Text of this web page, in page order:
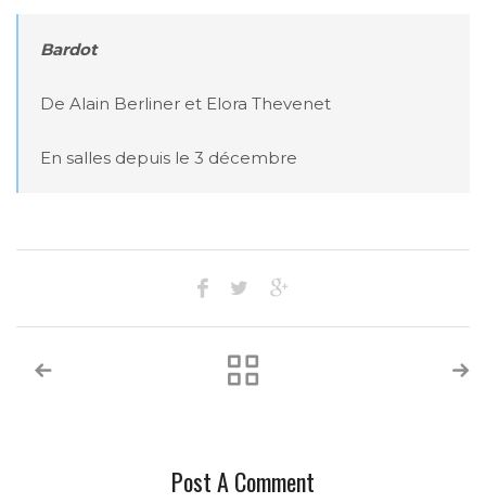
Bardot
De Alain Berliner et Elora Thevenet
En salles depuis le 3 décembre
Post A Comment